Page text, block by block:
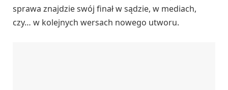
sprawa znajdzie swój finał w sądzie, w mediach,
czy… w kolejnych wersach nowego utworu.